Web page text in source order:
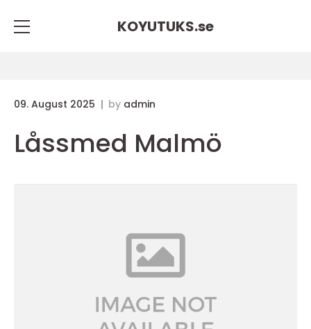
KOYUTUKS.se
09. August 2025 by admin
Låssmed Malmö